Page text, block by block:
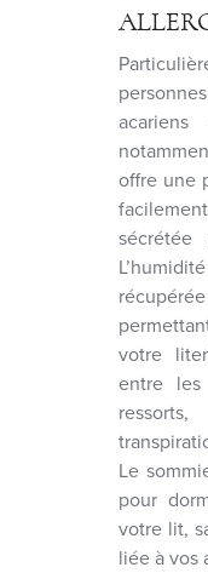
offre une
sécrétée
votre
entre
Le
pour
votre lit,
liée à vos